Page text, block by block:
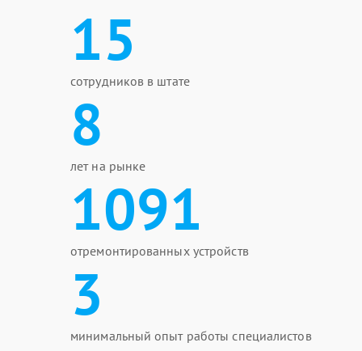
15
сотрудников в штате
8
лет на рынке
1091
отремонтированных устройств
3
минимальный опыт работы специалистов